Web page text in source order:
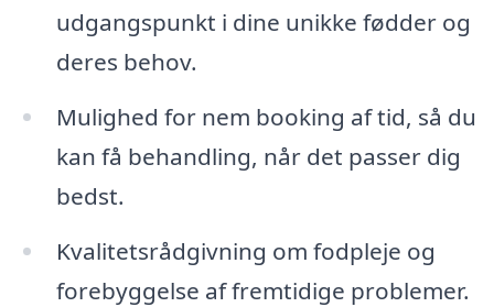
udgangspunkt i dine unikke fødder og
deres behov.
Mulighed for nem booking af tid, så du
kan få behandling, når det passer dig
bedst.
Kvalitetsrådgivning om fodpleje og
forebyggelse af fremtidige problemer.